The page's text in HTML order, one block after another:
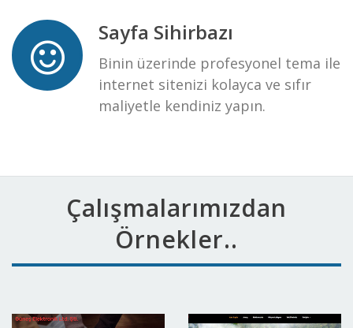
Sayfa Sihirbazı
Binin üzerinde profesyonel tema ile
internet sitenizi kolayca ve sıfır
maliyetle kendiniz yapın.
Çalışmalarımızdan
Örnekler..